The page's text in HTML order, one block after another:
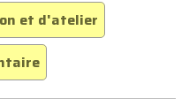
et d'atelier